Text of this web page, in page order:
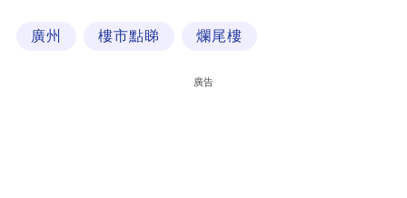
場
廣州 樓市點睇 爛尾樓
廣告